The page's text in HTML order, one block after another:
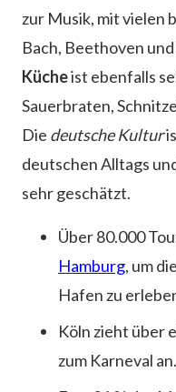
zur Musik, mit vielen
Bach, Beethoven
Kücheist ebenfalls
Sauerbraten,
Die deutsche Kultur
deutschen Alltags
sehr geschätzt.
Über 80.000
Hamburg, um
Hafen zu
Köln zieht über
zum Karneval an.